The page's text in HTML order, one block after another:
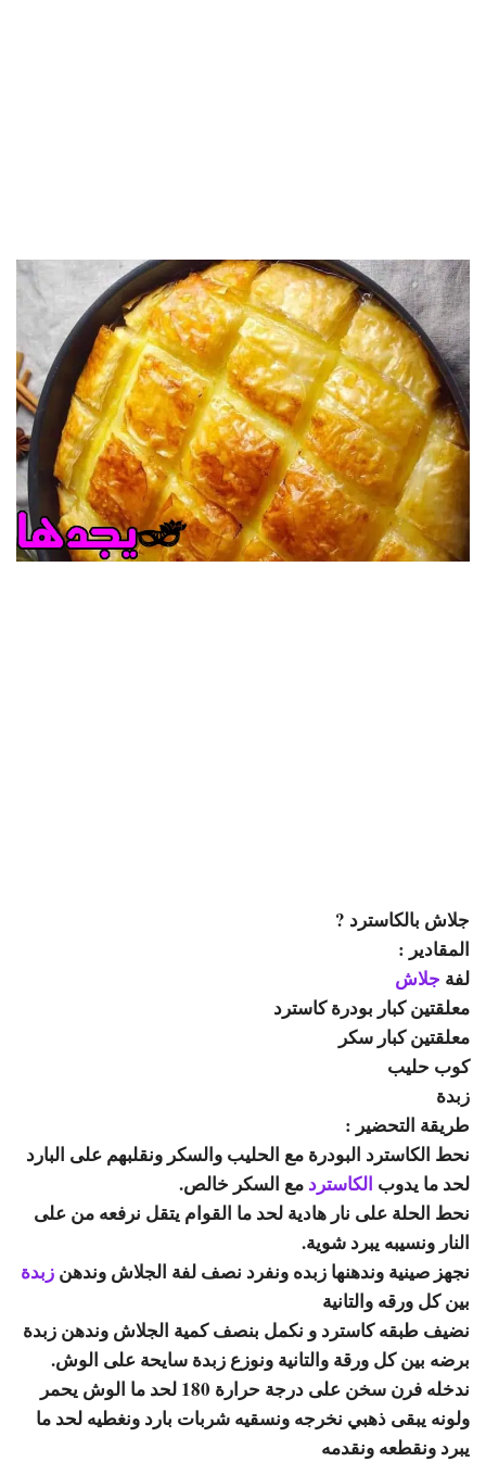
جلاش بالكاسترد ?
المقادير :
لفة جلاش
معلقتين كبار بودرة كاسترد
معلقتين كبار سكر
كوب حليب
زبدة
طريقة التحضير :
نحط الكاسترد البودرة مع الحليب والسكر ونقلبهم على البارد
لحد ما يدوب الكاسترد مع السكر خالص.
نحط الحلة على نار هادية لحد ما القوام يتقل نرفعه من على
النار ونسيبه يبرد شوية.
نجهز صينية وندهنها زبده ونفرد نصف لفة الجلاش وندهن زبدة
بين كل ورقه والتانية
نضيف طبقه كاسترد و نكمل بنصف كمية الجلاش وندهن زبدة
برضه بين كل ورقة والتانية ونوزع زبدة سايحة على الوش.
ندخله فرن سخن على درجة حرارة 180 لحد ما الوش يحمر
ولونه يبقى ذهبي نخرجه ونسقيه شربات بارد ونغطيه لحد ما
يبرد ونقطعه ونقدمه